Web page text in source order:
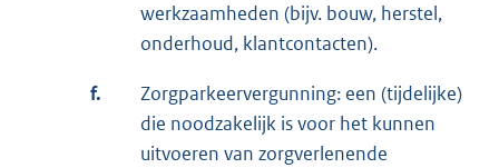
werkzaamheden (bijv. bouw, herstel,
onderhoud, klantcontacten).
f.
Zorgparkeervergunning: een (tijdelijke)
die noodzakelijk is voor het kunnen
uitvoeren van zorgverlenende